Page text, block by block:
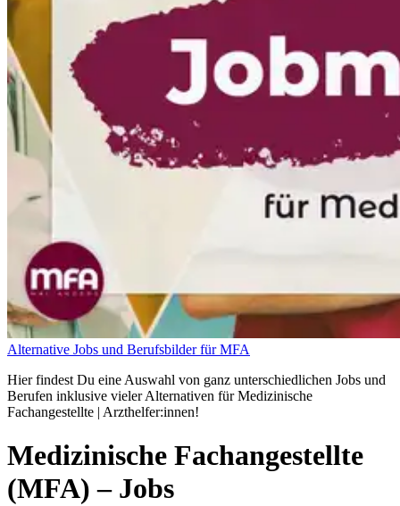
Alternative Jobs und Berufsbilder für MFA
Hier findest Du eine Auswahl von ganz unterschiedlichen Jobs und
Berufen inklusive vieler Alternativen für Medizinische
Fachangestellte | Arzthelfer:innen!
Medizinische Fachangestellte
(MFA) – Jobs